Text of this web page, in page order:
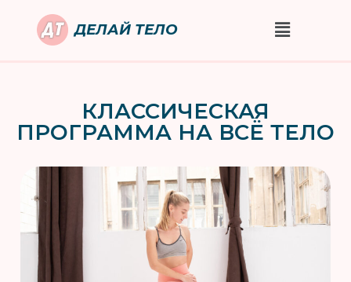
ДЕЛАЙ ТЕЛО
КЛАССИЧЕСКАЯ
ПРОГРАММА НА ВСЁ ТЕЛО